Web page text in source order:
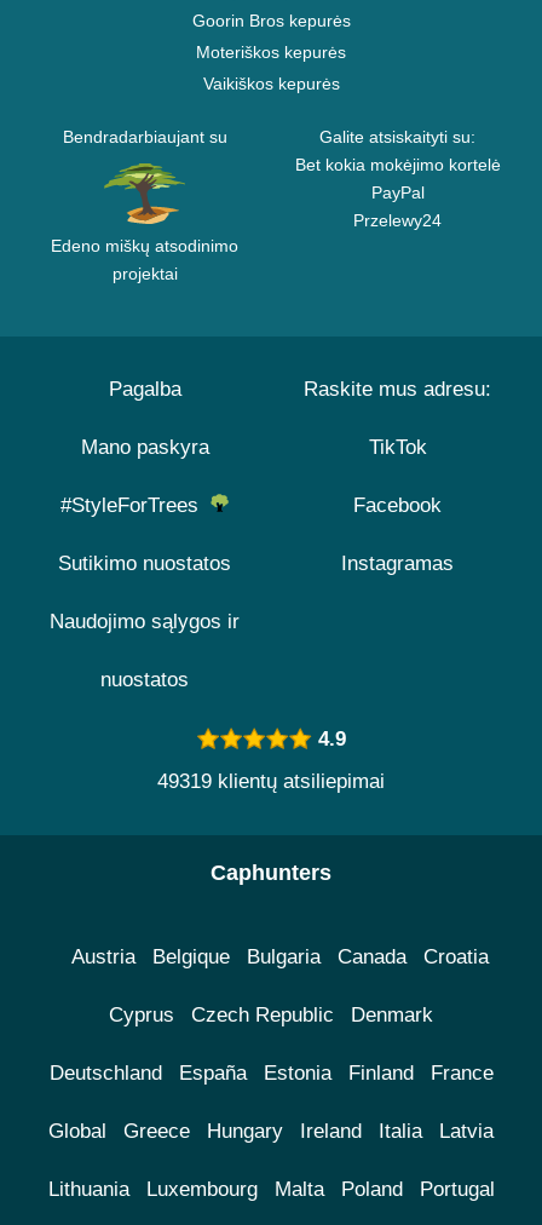
Goorin Bros kepurės
Moteriškos kepurės
Vaikiškos kepurės
Bendradarbiaujant su
Edeno miškų atsodinimo
projektai
Galite atsiskaityti su:
Bet kokia mokėjimo kortelė
PayPal
Przelewy24
Pagalba
Mano paskyra
#StyleForTrees
Sutikimo nuostatos
Naudojimo sąlygos ir
nuostatos
Raskite mus adresu:
TikTok
Facebook
Instagramas
4.9
49319 klientų atsiliepimai
Caphunters
Austria Belgique Bulgaria Canada Croatia
Cyprus Czech Republic Denmark
Deutschland España Estonia Finland France
Global Greece Hungary Ireland Italia Latvia
Lithuania Luxembourg Malta Poland Portugal